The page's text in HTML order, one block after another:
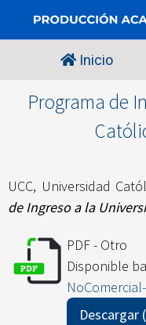
Inicio
Programa de
UCC, Universidad
de Ingreso a la
PDF - Otro
Disponible
Descargar